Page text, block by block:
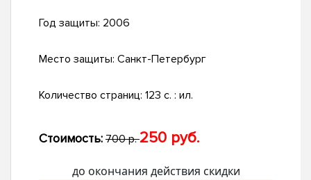
Год защиты: 2006
Место защиты: Санкт-Петербург
Количество страниц: 123 с. : ил.
Стоимость: 700 р.250 руб.
до окончания действия скидки